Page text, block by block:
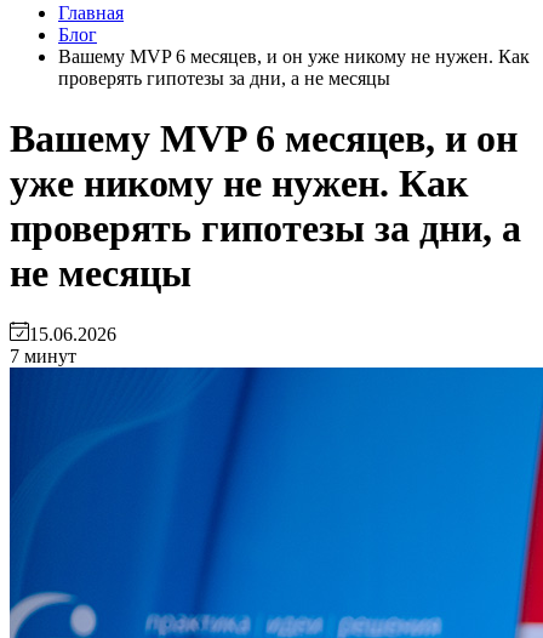
Главная
Блог
Вашему MVP 6 месяцев, и он уже никому не нужен. Как
проверять гипотезы за дни, а не месяцы
Вашему MVP 6 месяцев, и он
уже никому не нужен. Как
проверять гипотезы за дни, а
не месяцы
15.06.2026
7 минут